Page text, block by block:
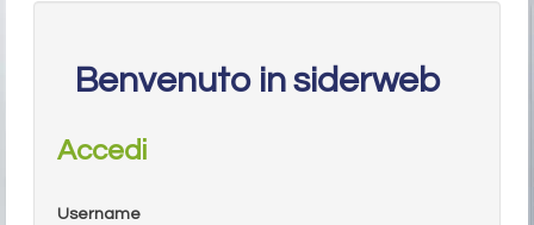
Benvenuto in siderweb
Accedi
Username